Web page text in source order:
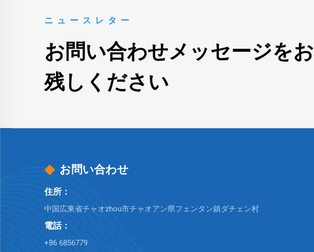
ニュースレター
お問い合わせメッセージをお
残しください
お問い合わせ
住所：
中国広東省チャオzhou市チャオアン県フェンタン鎮ダチェン村
電話：
+86 6856779